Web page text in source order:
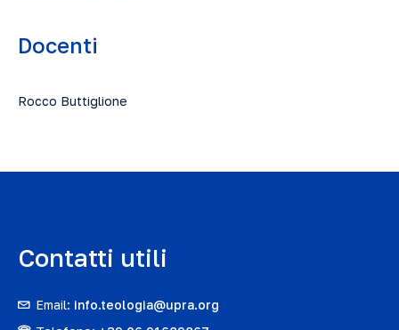
Docenti
Rocco Buttiglione
Contatti utili
Email: info.teologia@upra.org